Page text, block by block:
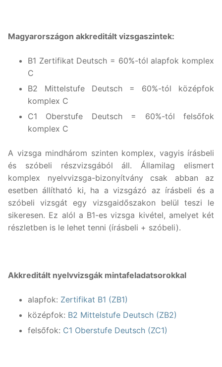
Magyarországon akkreditált vizsgaszintek:
B1 Zertifikat Deutsch = 60%-tól alapfok komplex
C
B2 Mittelstufe Deutsch = 60%-tól középfok
komplex C
C1 Oberstufe Deutsch = 60%-tól felsőfok
komplex C
A vizsga mindhárom szinten komplex, vagyis írásbeli
és szóbeli részvizsgából áll. Államilag elismert
komplex nyelvvizsga-bizonyítvány csak abban az
esetben állítható ki, ha a vizsgázó az írásbeli és a
szóbeli vizsgát egy vizsgaidőszakon belül teszi le
sikeresen. Ez alól a B1-es vizsga kivétel, amelyet két
részletben is le lehet tenni (írásbeli + szóbeli).
Akkreditált nyelvvizsgák mintafeladatsorokkal
alapfok: Zertifikat B1 (ZB1)
középfok: B2 Mittelstufe Deutsch (ZB2)
felsőfok: C1 Oberstufe Deutsch (ZC1)